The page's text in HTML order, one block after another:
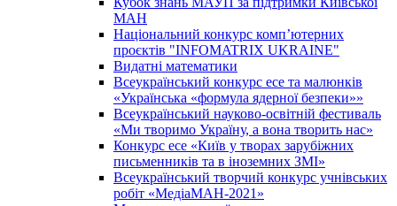
МАН
Національний конкурс комп’ютерних
проєктів "INFOMATRIX UKRAINE"
Видатні математики
Всеукраїнський конкурс есе та малюнків
«Українська «формула ядерної безпеки»»
Всеукраїнський науково-освітній фестиваль
«Ми творимо Україну, а вона творить нас»
Конкурс есе «Київ у творах зарубіжних
письменників та в іноземних ЗМІ»
Всеукраїнський творчий конкурс учнівських
робіт «МедіаМАН-2021»